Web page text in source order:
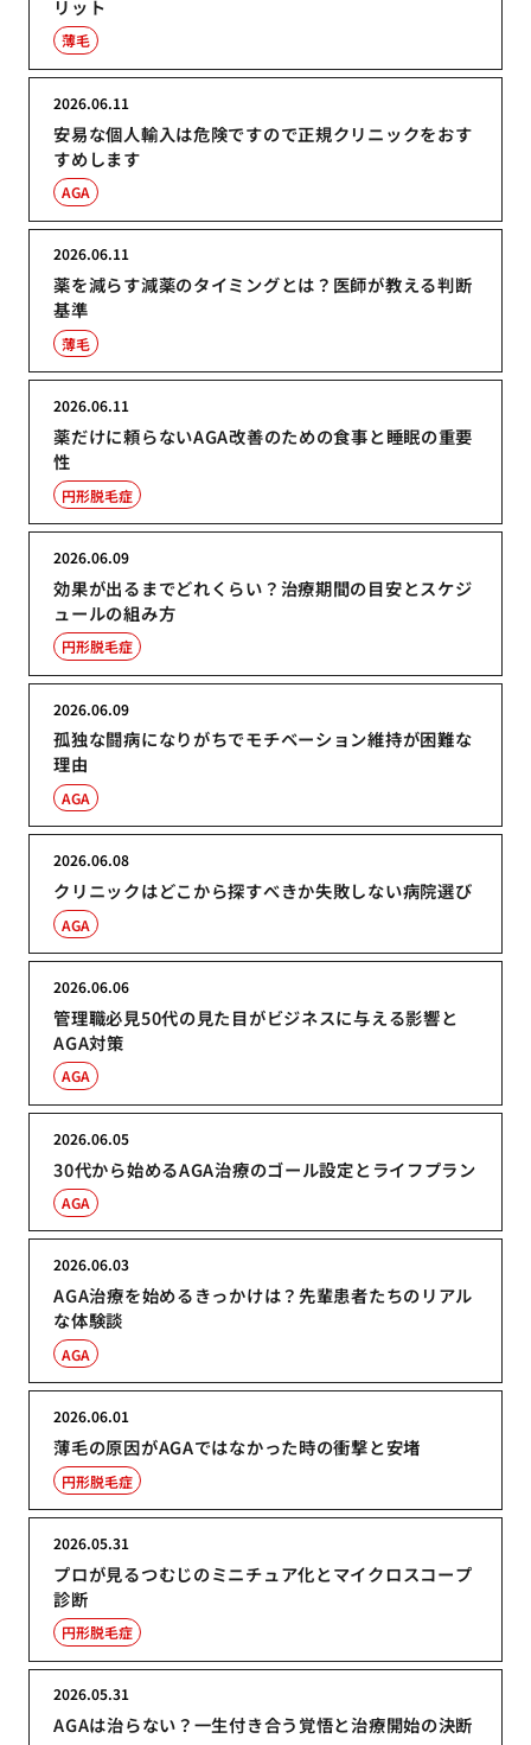
リット
薄毛
安易な個人輸入は危険ですので正規クリニックをおす
すめします
2026.06.11
AGA
薬を減らす減薬のタイミングとは？医師が教える判断
基準
2026.06.11
薄毛
薬だけに頼らないAGA改善のための食事と睡眠の重要
性
2026.06.11
円形脱毛症
効果が出るまでどれくらい？治療期間の目安とスケジ
ュールの組み方
2026.06.09
円形脱毛症
孤独な闘病になりがちでモチベーション維持が困難な
理由
2026.06.09
AGA
クリニックはどこから探すべきか失敗しない病院選び
2026.06.08
AGA
管理職必見50代の見た目がビジネスに与える影響と
AGA対策
2026.06.06
AGA
30代から始めるAGA治療のゴール設定とライフプラン
2026.06.05
AGA
AGA治療を始めるきっかけは？先輩患者たちのリアル
な体験談
2026.06.03
AGA
薄毛の原因がAGAではなかった時の衝撃と安堵
2026.06.01
円形脱毛症
プロが見るつむじのミニチュア化とマイクロスコープ
診断
2026.05.31
円形脱毛症
AGAは治らない？一生付き合う覚悟と治療開始の決断
2026.05.31